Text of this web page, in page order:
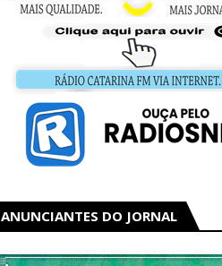
ANUNCIANTES DO JORNAL